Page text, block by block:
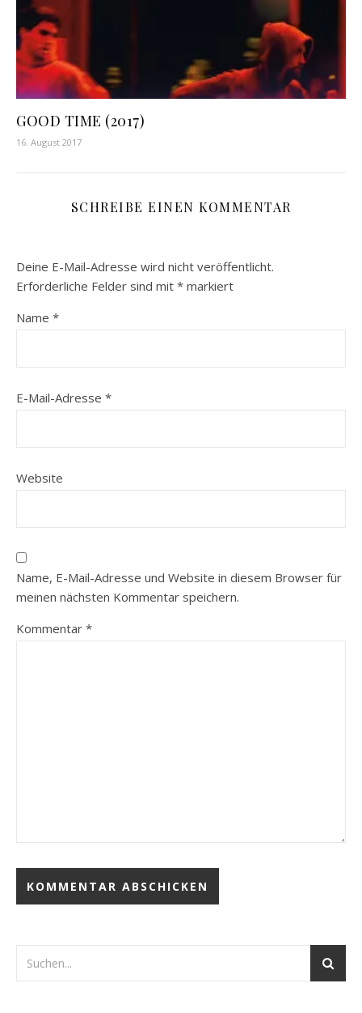
GOOD TIME (2017)
16. August 2017
SCHREIBE EINEN KOMMENTAR
Deine E-Mail-Adresse wird nicht veröffentlicht.
Erforderliche Felder sind mit * markiert
Name *
E-Mail-Adresse *
Website
Name, E-Mail-Adresse und Website in diesem Browser für
meinen nächsten Kommentar speichern.
Kommentar *